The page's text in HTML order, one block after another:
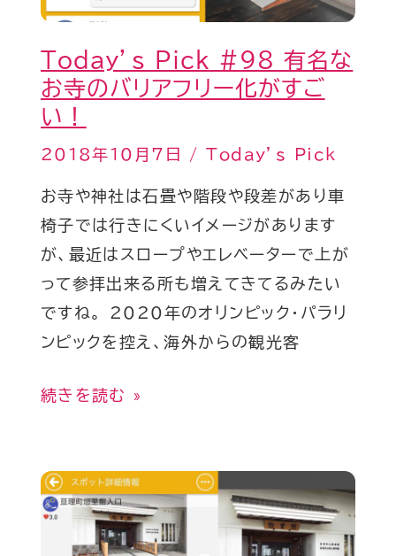
Today’s Pick #98 有名な
お寺のバリアフリー化がすご
い！
2018年10月7日 /Today’s Pick
お寺や神社は石畳や階段や段差があり車
椅子では行きにくいイメージがあります
が、最近はスロープやエレベーターで上が
って参拝出来る所も増えてきてるみたい
ですね。 2020年のオリンピック・パラリ
ンピックを控え、海外からの観光客
リ
フ
リ
ー
化
が
す
ご
い！
続きを読む »
Today’s
Pick
#97